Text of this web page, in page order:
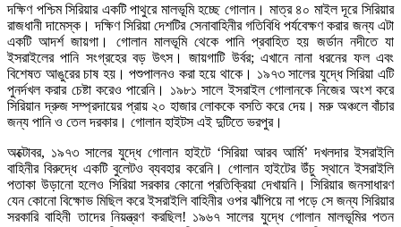
দক্ষিণ পশ্চিম সিরিয়ার একটি পাথুরে মালভূমি হচ্ছে গোলান। মাত্র ৪০ মাইল দূরে সিরিয়ার
রাজধানী দামেস্ক। দক্ষিণ সিরিয়া দেশটির সেনাবাহিনীর গতিবিধি পর্যবেক্ষণ করার জন্য এটা
একটি আদর্শ জায়গা। গোলান মালভূমি থেকে পানি প্রবাহিত হয় জর্ডান নদীতে যা
ইসরাইলের পানি সংগ্রহের বড় উৎস। জায়গাটি উর্বর; এখানে নানা ধরনের ফল এবং
বিশেষত আঙুরের চাষ হয়। পশুপালনও করা হয়ে থাকে। ১৯৭৩ সালের যুদ্ধে সিরিয়া এটি
পুনর্দখল করার চেষ্টা করেও পারেনি। ১৯৮১ সালে ইসরাইল গোলানকে নিজের অংশ করে
সিরিয়ান দ্রুজ সম্প্রদায়ের প্রায় ২০ হাজার লোককে বসতি করে দেয়। মরু অঞ্চলে বাঁচার
জন্য পানি ও তেল দরকার। গোলান হাইটস এই দুটিতে ভরপুর।
অক্টোবর, ১৯৭৩ সালের যুদ্ধে গোলান হাইটে ‘সিরিয়া আরব আর্মি’ দখলদার ইসরাইলি
বাহিনীর বিরুদ্ধে একটি বুলেটও ব্যবহার করেনি। গোলান হাইটের উঁচু স্থানে ইসরাইলি
পতাকা উড়ানো হলেও সিরিয়া সরকার কোনো প্রতিক্রিয়া দেখায়নি। সিরিয়ার জনসাধারণ
যেন কোনো বিক্ষোভ মিছিল করে ইসরাইলি বাহিনীর ওপর ঝাঁপিয়ে না পড়ে সে জন্য সিরিয়ার
সরকারি বাহিনী তাদের নিয়ন্ত্রণ করছিল! ১৯৬৭ সালের যুদ্ধে গোলান মালভূমির পতন